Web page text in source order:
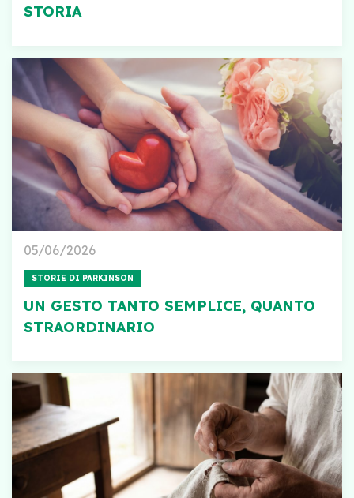
STORIA
05/06/2026
STORIE DI PARKINSON
UN GESTO TANTO SEMPLICE, QUANTO
STRAORDINARIO